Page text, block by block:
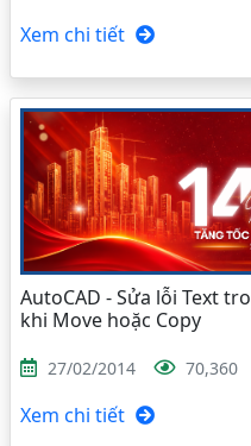
Xem chi tiết
AutoCAD - Sửa lỗi Text
khi Move hoặc Copy
27/02/2014 70,360
Xem chi tiết